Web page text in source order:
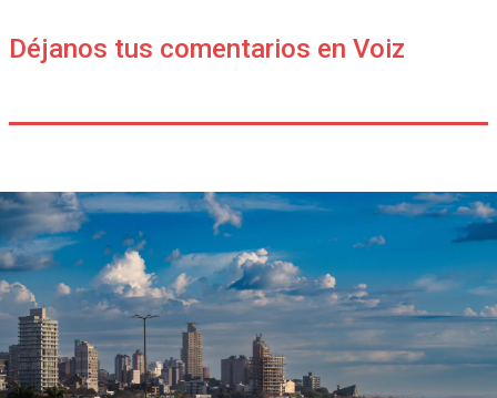
Déjanos tus comentarios en Voiz